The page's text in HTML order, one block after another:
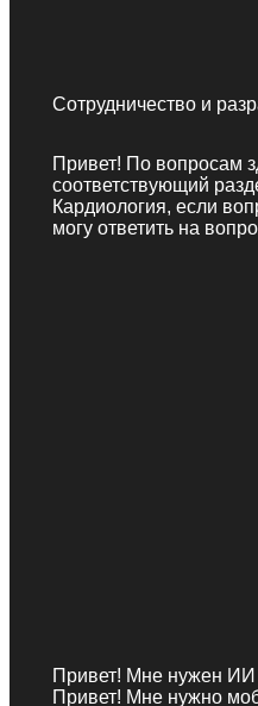
Сотрудничество и
Привет! По вопросам
соответствующий
Кардиология, если
могу ответить на
Привет! Мне нужен ИИ
Привет! Мне нужно